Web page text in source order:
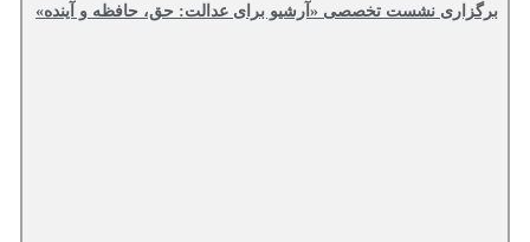
برگزاری نشست تخصصی «آرشیو برای عدالت: حق، حافظه و آینده»